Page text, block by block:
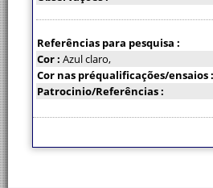
Referências para pesquisa :
Cor : Azul claro,
Cor nas préqualificações/ensaios :
Patrocinio/Referências :